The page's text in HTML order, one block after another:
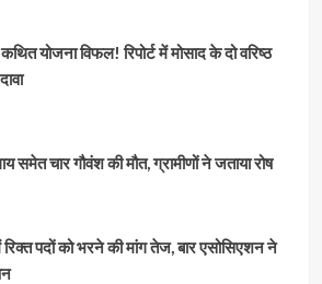
योजना विफल! रिपोर्ट में मोसाद के दो वरिष्ठ
समेत चार गौवंश की मौत, ग्रामीणों ने जताया रोष
पदों को भरने की मांग तेज, बार एसोसिएशन ने